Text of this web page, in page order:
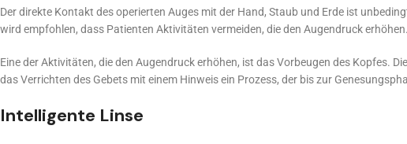
Der direkte Kontakt des operierten Auges mit der Hand, Staub und Erde ist
wird empfohlen, dass Patienten Aktivitäten vermeiden, die den Augendruck erhöhen.
Eine der Aktivitäten, die den Augendruck erhöhen, ist das Vorbeugen des Kopfes.
das Verrichten des Gebets mit einem Hinweis ein Prozess, der bis zur
Intelligente Linse